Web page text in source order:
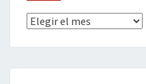
Archivos